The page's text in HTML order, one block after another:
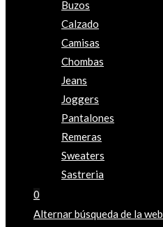
Buzos
Calzado
Camisas
Chombas
Jeans
Joggers
Pantalones
Remeras
Sweaters
Sastreria
0
Alternar búsqueda de la web